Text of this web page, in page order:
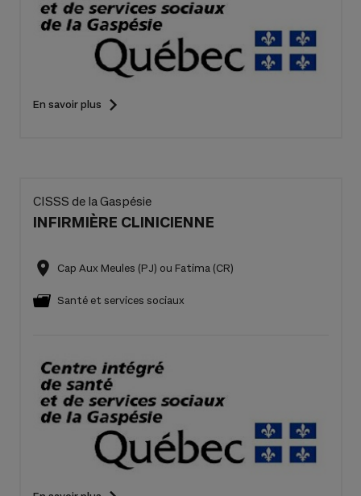
En savoir plus
CISSS de la Gaspésie
INFIRMIÈRE CLINICIENNE
Cap Aux Meules (PJ) ou Fatima (CR)
Santé et services sociaux